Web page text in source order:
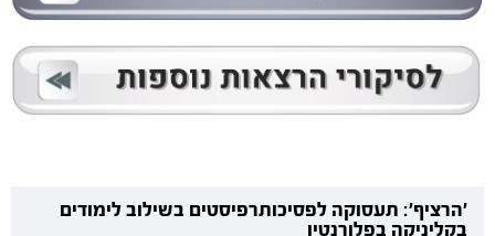
'הרציף': תעסוקה לפסיכותרפיסטים בשילוב לימודים
בקליניקה בפלורנטין